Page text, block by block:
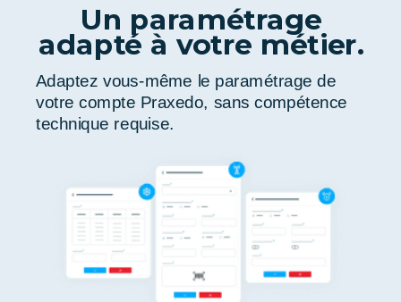
Un paramétrage
adapté à votre métier.
Adaptez vous-même le paramétrage de
votre compte Praxedo, sans compétence
technique requise.